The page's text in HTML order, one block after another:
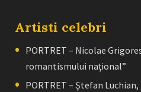
Artisti celebri
PORTRET – Nicolae
romantismului naţional”
PORTRET – Ştefan